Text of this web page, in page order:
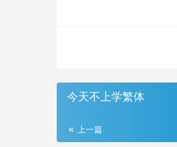
今天不上学繁体
上一篇